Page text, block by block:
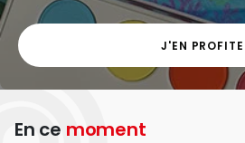
J'EN PROFITE
En ce moment